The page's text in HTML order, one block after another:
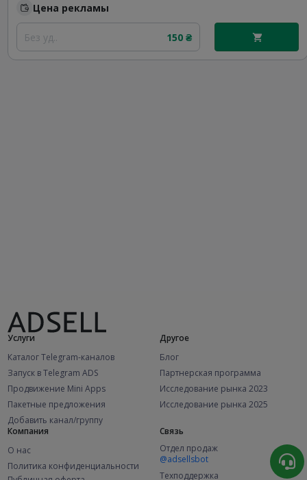
Цена рекламы
Без уд.. 150 ₴
Услуги
Каталог Telegram-каналов
Запуск в Telegram ADS
Продвижение Mini Apps
Пакетные предложения
Добавить канал/группу
Другое
Блог
Партнерская программа
Исследование рынка 2023
Исследование рынка 2025
Компания
О нас
Политика конфиденциальности
Связь
Отдел продаж
@adsellsbot
Техподдержка